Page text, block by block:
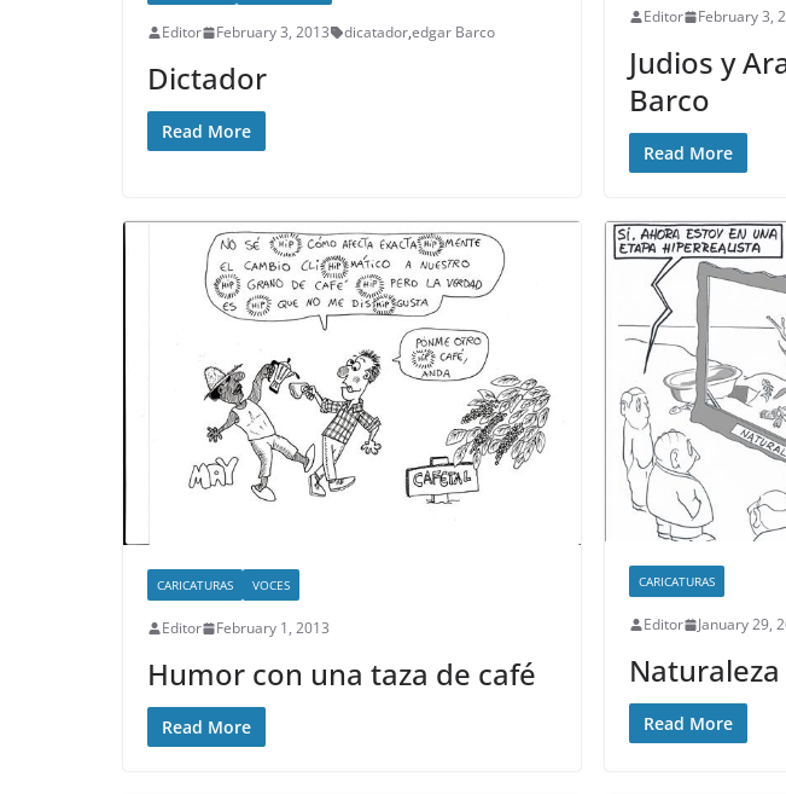
Editor February 3, 2013 dicatador,edgar Barco
Dictador
Read More
Editor February 3,
Judios y
Barco
Read More
CARICATURAS VOCES
Editor February 1, 2013
Humor con una taza de café
Read More
CARICATURAS
Editor January 29,
Naturaleza
Read More